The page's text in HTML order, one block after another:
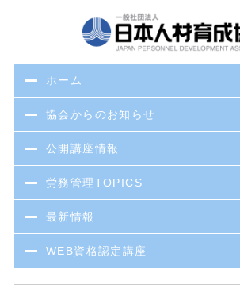
ホーム
協会からのお知らせ
公開講座情報
労務管理TOPICS
最新情報
WEB資格認定講座